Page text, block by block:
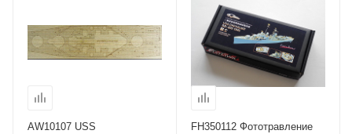
AW10107 USS
FH350112 Фототравление